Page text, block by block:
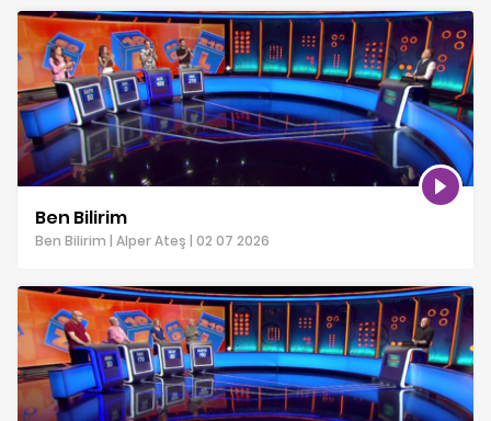
Ben Bilirim
Ben Bilirim | Alper Ateş | 02 07 2026